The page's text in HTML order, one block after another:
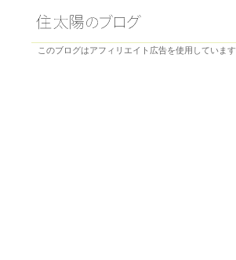
このブログはアフィリエイト広告を使用しています